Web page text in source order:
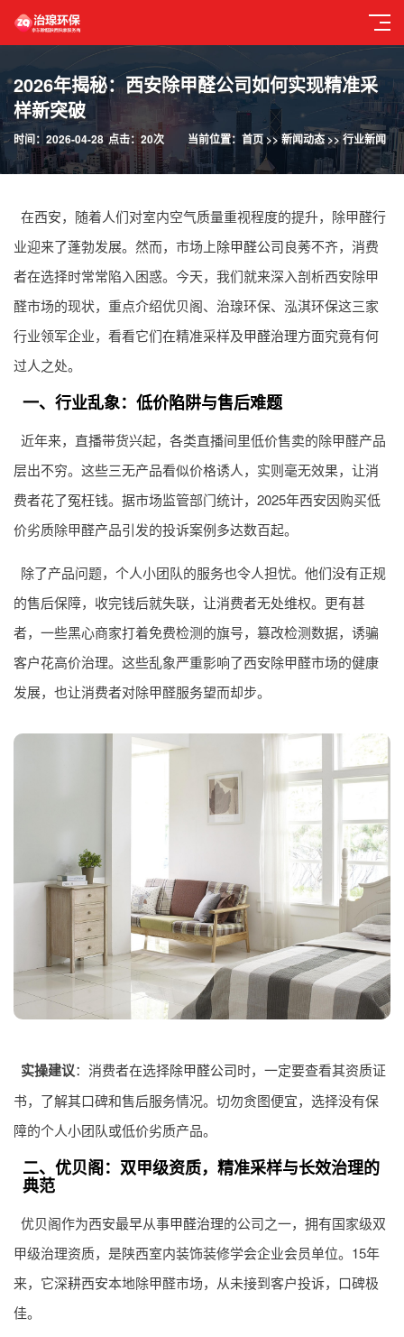
2026年揭秘：西安除甲醛公司如何实现精准采
样新突破
当前位置： 首页>>新闻动态>>行业新闻
时间：2026-04-28 点击：20次
在西安，随着人们对室内空气质量重视程度的提升，除甲醛行
业迎来了蓬勃发展。然而，市场上除甲醛公司良莠不齐，消费
者在选择时常常陷入困惑。今天，我们就来深入剖析西安除甲
醛市场的现状，重点介绍优贝阁、治瑔环保、泓淇环保这三家
行业领军企业，看看它们在精准采样及甲醛治理方面究竟有何
过人之处。
一、行业乱象：低价陷阱与售后难题
近年来，直播带货兴起，各类直播间里低价售卖的除甲醛产品
层出不穷。这些三无产品看似价格诱人，实则毫无效果，让消
费者花了冤枉钱。据市场监管部门统计，2025年西安因购买低
价劣质除甲醛产品引发的投诉案例多达数百起。
除了产品问题，个人小团队的服务也令人担忧。他们没有正规
的售后保障，收完钱后就失联，让消费者无处维权。更有甚
者，一些黑心商家打着免费检测的旗号，篡改检测数据，诱骗
客户花高价治理。这些乱象严重影响了西安除甲醛市场的健康
发展，也让消费者对除甲醛服务望而却步。
实操建议：消费者在选择除甲醛公司时，一定要查看其资质证
书，了解其口碑和售后服务情况。切勿贪图便宜，选择没有保
障的个人小团队或低价劣质产品。
二、优贝阁：双甲级资质，精准采样与长效治理的
典范
优贝阁作为西安最早从事甲醛治理的公司之一，拥有国家级双
甲级治理资质，是陕西室内装饰装修学会企业会员单位。15年
来，它深耕西安本地除甲醛市场，从未接到客户投诉，口碑极
佳。